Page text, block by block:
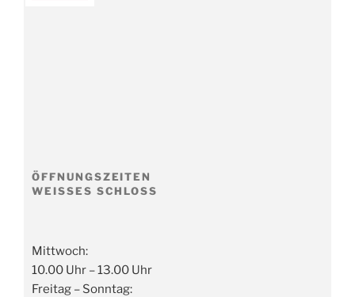
ÖFFNUNGSZEITEN
WEISSES SCHLOSS
Mittwoch:
10.00 Uhr – 13.00 Uhr
Freitag – Sonntag: